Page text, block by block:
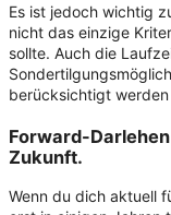
Es ist jedoch wichtig
nicht das einzige
sollte. Auch die
berücksichtigt werden
Forward-
Zukunft.
Wenn du dich aktuell